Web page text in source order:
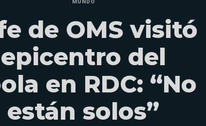
MUNDO
de OMS visitó
epicentro del
en RDC: “No
están solos”